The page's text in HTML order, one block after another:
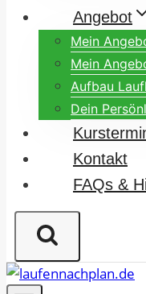
Angebot
Mein
Mein
Aufbau
Dein
Kontakt
FAQs &